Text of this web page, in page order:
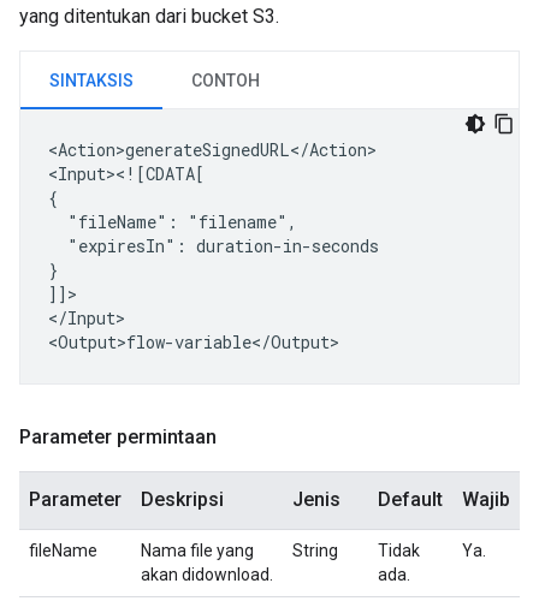
yang ditentukan dari bucket S3.
SINTAKSIS CONTOH
<Action>generateSignedURL</Action>
<Input><![CDATA[
"fileName":
"expiresIn": duration-in-seconds
}
]]>
</Input>
Parameter permintaan
Parameter Deskripsi Jenis Default Wajib
fileName
Nama file yang
akan didownload.
String
Tidak
ada.
Ya.